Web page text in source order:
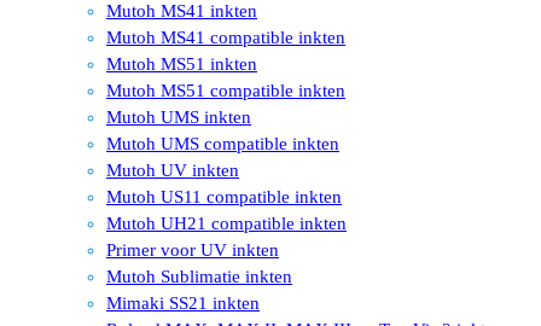
Mutoh MS41 inkten
Mutoh MS41 compatible inkten
Mutoh MS51 inkten
Mutoh MS51 compatible inkten
Mutoh UMS inkten
Mutoh UMS compatible inkten
Mutoh UV inkten
Mutoh US11 compatible inkten
Mutoh UH21 compatible inkten
Primer voor UV inkten
Mutoh Sublimatie inkten
Mimaki SS21 inkten